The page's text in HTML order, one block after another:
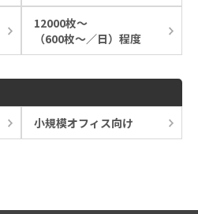
12000枚～
（600枚～／日）程度
小規模オフィス向け